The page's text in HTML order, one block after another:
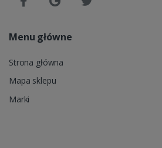
Menu główne
Strona główna
Mapa sklepu
Marki